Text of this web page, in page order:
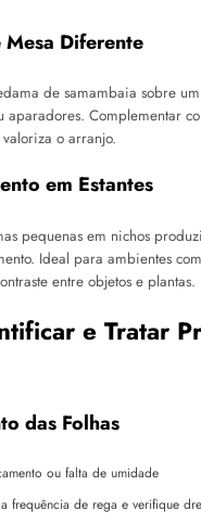
Diferente
de samambaia sobre
aparadores. Complementar
o arranjo.
em Estantes
pequenas em nichos
Ideal para ambientes
entre objetos e plantas.
e Tratar
das Folhas
ou falta de umidade
frequência de rega e verifique